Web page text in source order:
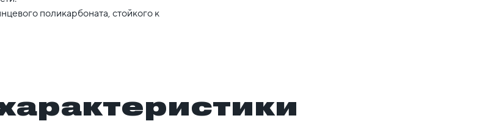
поликарбоната, стойкого к